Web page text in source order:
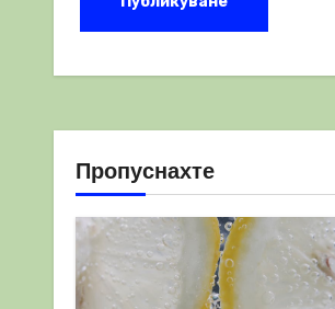
Пропуснахте